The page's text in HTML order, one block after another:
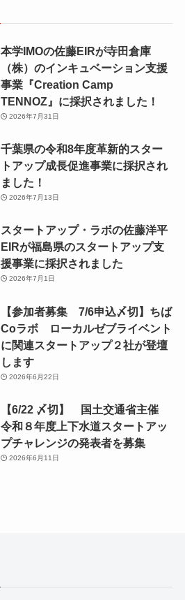
本学IMOの佐藤EIRが寺田倉庫
（株）のインキュベーション支援
事業『Creation Camp
TENNOZ』に採択されました！
2026年7月31日
千葉県の令和8年度⾰新的スター
トアップ成⻑促進事業に採択され
ました！
2026年7月13日
スタートアップ・ラボの佐藤洋平
EIRが福島県のスタートアップ支
援事業に採択されました
2026年7月1日
【参加者募集 7/6申込〆切】ちば
Coラボ ローカルゼブライベント
に関連スタートアップ２社が登壇
します
2026年6月22日
【6/22 〆切】 国土交通省主催
令和８年度上下水道スタートアッ
プチャレンジの発表者を募集
2026年6月11日